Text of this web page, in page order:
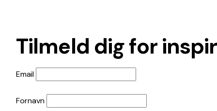
Tilmeld dig for
Email
Fornavn